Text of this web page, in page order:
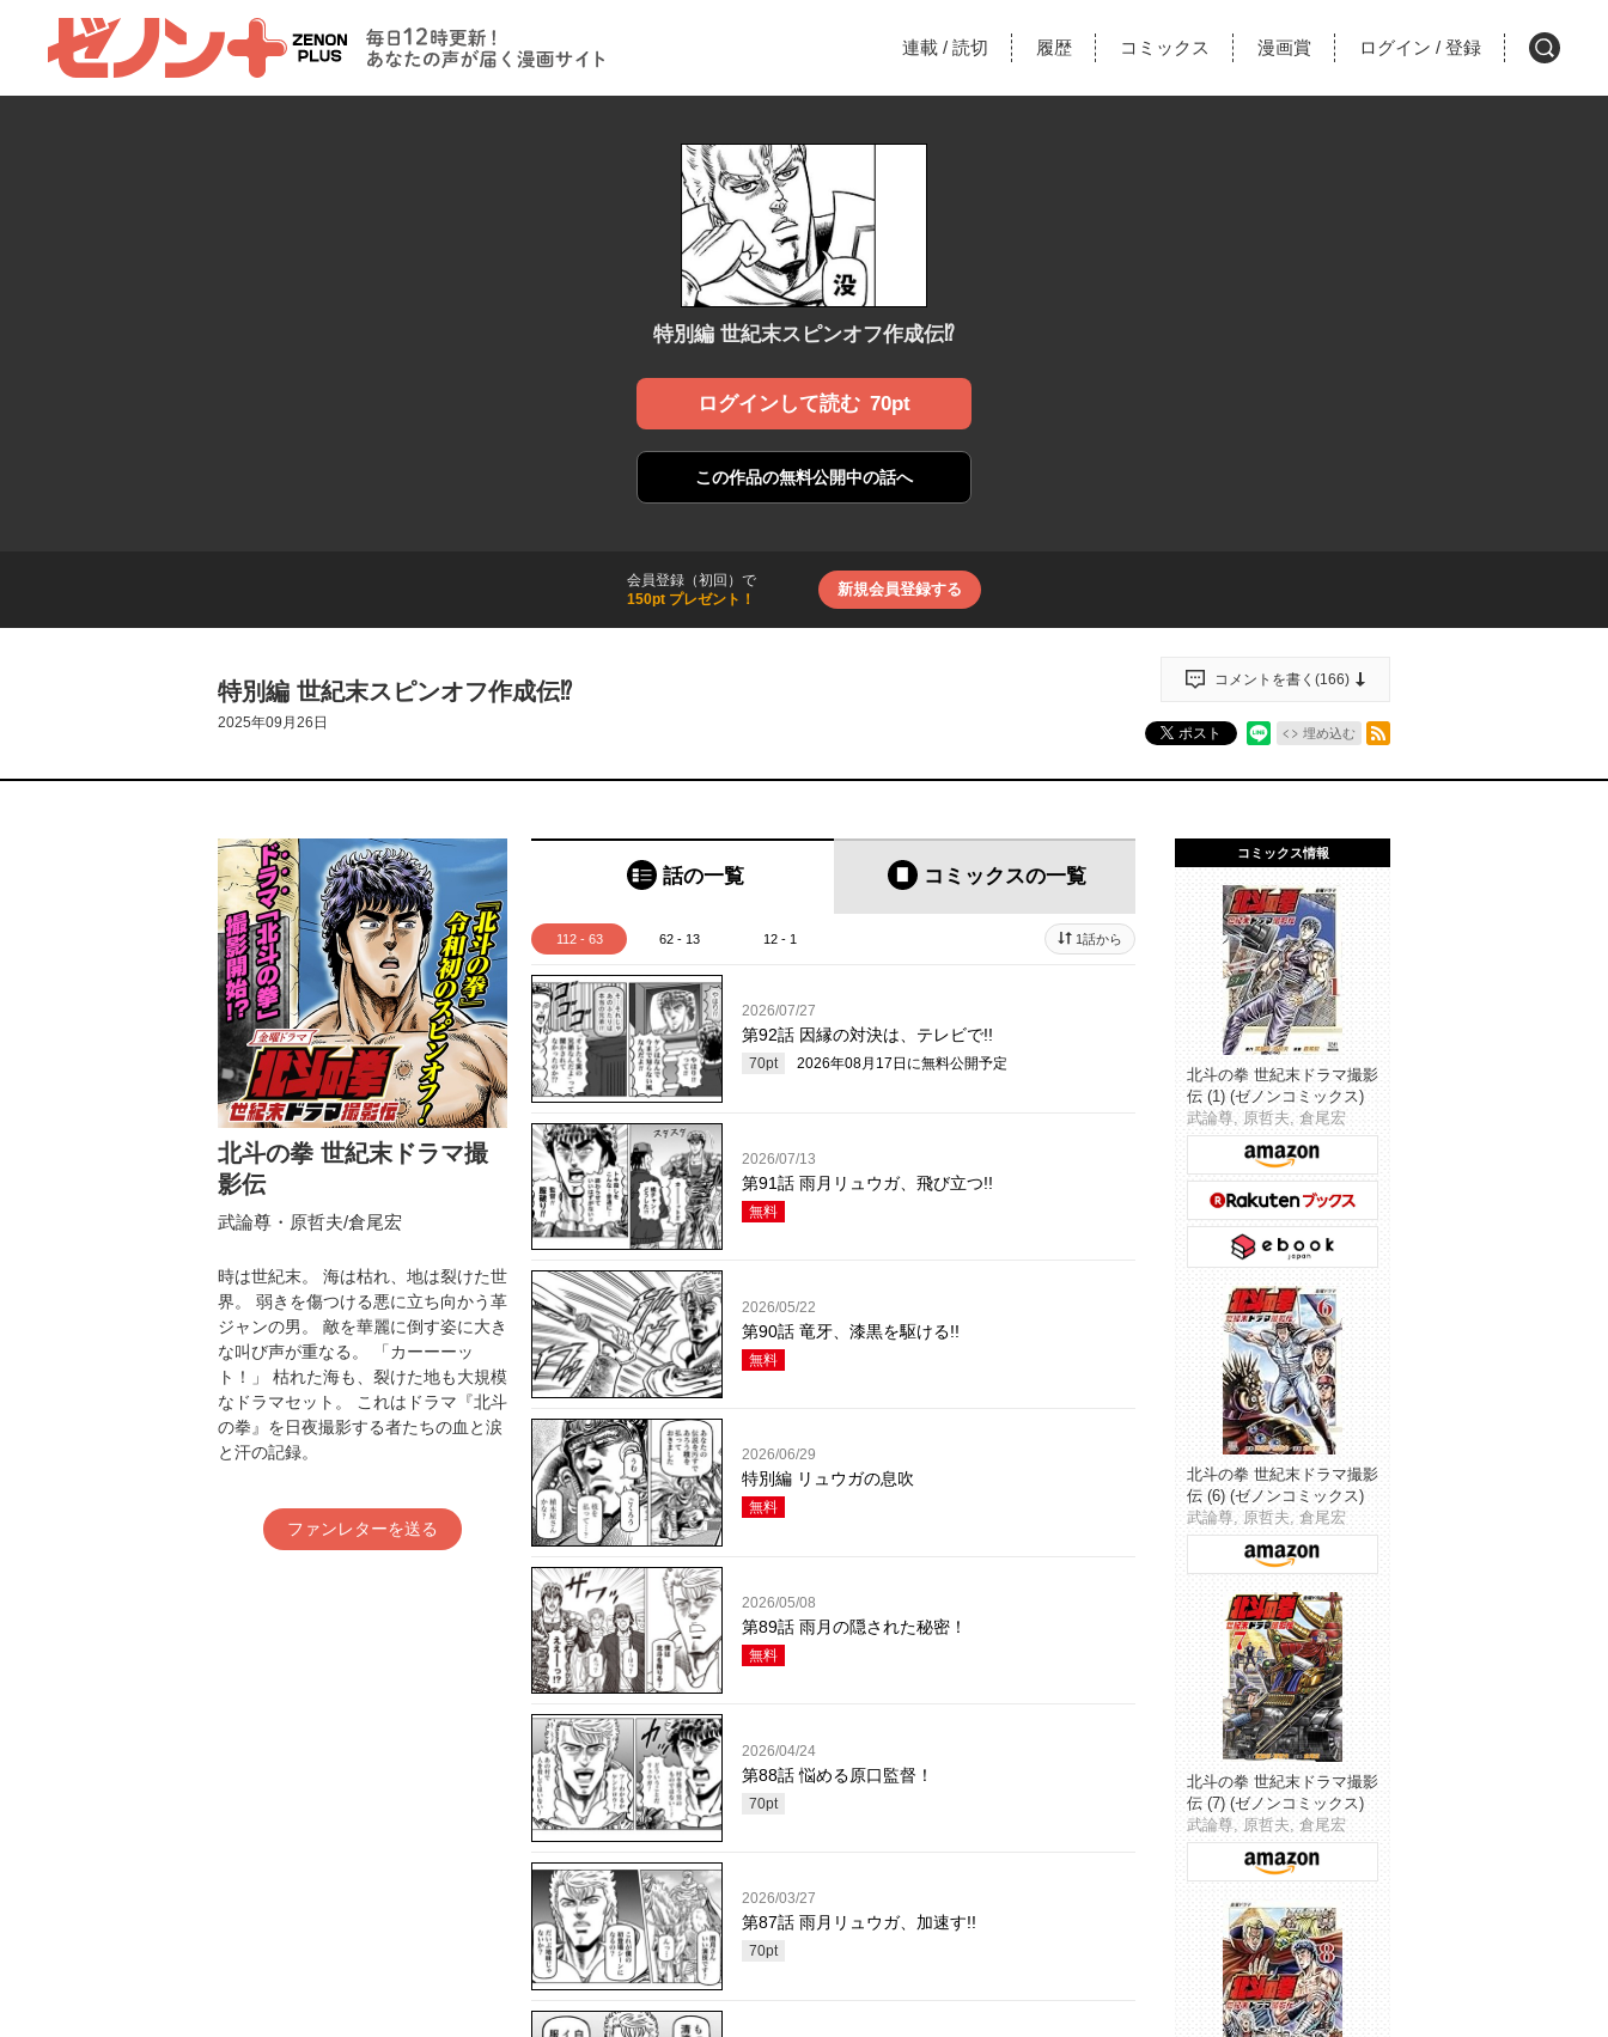
ゼノンプラス
毎日12時更新！あな
連載 / 読切 履歴 コミックス 漫画賞 ログイン / 登録 検
特別編 世紀末スピンオフ作成伝⁉︎
ログインして読む 70pt
この作品の無料公開中の話へ
会員登録（初回）で
150pt プレゼント！
新規会員登録する
特別編 世紀末スピンオフ作成伝⁉︎
2025年09月26日
コメントを書く(166)
ポスト 埋め込む
北斗の拳 世紀末ドラマ撮
影伝
武論尊・原哲夫/倉尾宏
時は世紀末。 海は枯れ、地は裂けた世
界。 弱きを傷つける悪に立ち向かう革
ジャンの男。 敵を華麗に倒す姿に大き
な叫び声が重なる。 「カーーーッ
ト！」 枯れた海も、裂けた地も大規模
なドラマセット。 これはドラマ『北斗
の拳』を日夜撮影する者たちの血と涙
と汗の記録。
ファンレターを送る
話の一覧 コミックスの一覧
112 - 63 62 - 13 12 - 1 1話から
2026/07/27
第92話 因縁の対決は、テレビで!!
70pt 2026年08月17日 に無料公開予定
2026/07/13
第91話 雨月リュウガ、飛び立つ!!
無料
2026/05/22
第90話 竜牙、漆黒を駆ける!!
無料
2026/06/29
特別編 リュウガの息吹
無料
2026/05/08
第89話 雨月の隠された秘密！
無料
2026/04/24
第88話 悩める原口監督！
70pt
2026/03/27
第87話 雨月リュウガ、加速す!!
70pt
コミックス情報
北斗の拳 世紀末ドラマ撮影
伝 (1) (ゼノンコミックス)
武論尊, 原哲夫, 倉尾宏
北斗の拳 世紀末ドラマ撮影
伝 (6) (ゼノンコミックス)
武論尊, 原哲夫, 倉尾宏
北斗の拳 世紀末ドラマ撮影
伝 (7) (ゼノンコミックス)
武論尊, 原哲夫, 倉尾宏